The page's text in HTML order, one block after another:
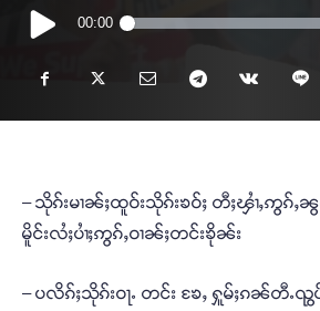
Audio
Player
00:00
– သိုၵ်းမၢၼ်ႈထူဝ်းသိုၵ်းၶဝ်ႈ တီႈၾၢႆႇဢွၵ်
မိူင်းလႆႈပၢႆႈဢွၵ်ႇဝၢၼ်ႈတင်းၶိုၼ်း
– ပလိၵ်ႈသိုၵ်းဝႃႉ တင်း ၶႄႇ ႁူမ်ႈၵၼ်တီႉၺွ